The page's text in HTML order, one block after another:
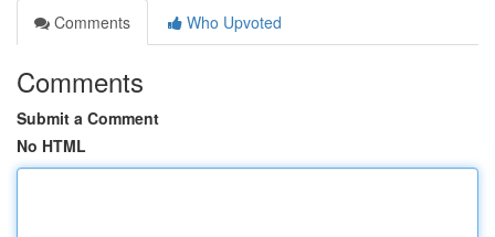
Comments
Who Upvoted
Comments
Submit a Comment
No HTML